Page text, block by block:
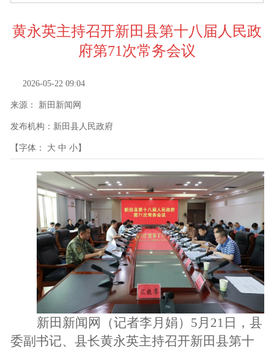
黄永英主持召开新田县第十八届人民政
府第71次常务会议
2026-05-22 09:04
来源： 新田新闻网
发布机构： 新田县人民政府
【字体： 大 中 小】
新田新闻网（记者李月娟）5月21日，县
委副书记、县长黄永英主持召开新田县第十